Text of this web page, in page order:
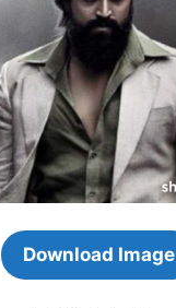
Download Image